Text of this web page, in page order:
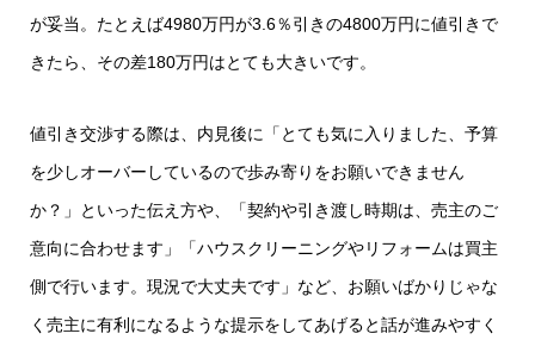
が妥当。たとえば4980万円が3.6％引きの4800万円に値引きで
きたら、その差180万円はとても大きいです。
値引き交渉する際は、内見後に「とても気に入りました、予算
を少しオーバーしているので歩み寄りをお願いできません
か？」といった伝え方や、「契約や引き渡し時期は、売主のご
意向に合わせます」「ハウスクリーニングやリフォームは買主
側で行います。現況で大丈夫です」など、お願いばかりじゃな
く売主に有利になるような提示をしてあげると話が進みやすく